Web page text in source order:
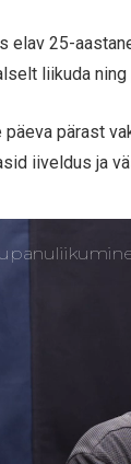
elav 25-
liikuda
päeva pärast
iiveldus ja